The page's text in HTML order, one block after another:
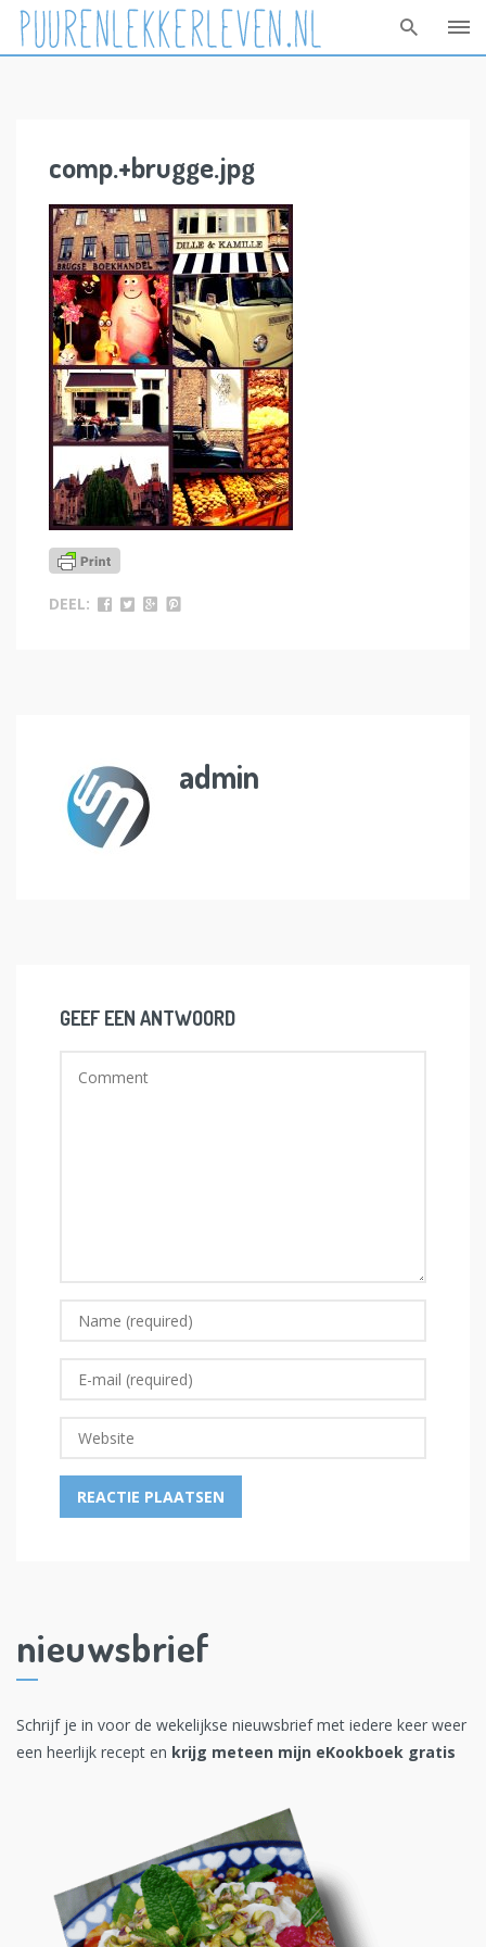
comp.+brugge.jpg
DEEL:
admin
GEEF EEN ANTWOORD
nieuwsbrief
Schrijf je in voor de wekelijkse nieuwsbrief met iedere keer weer
een heerlijk recept en krijg meteen mijn eKookboek gratis